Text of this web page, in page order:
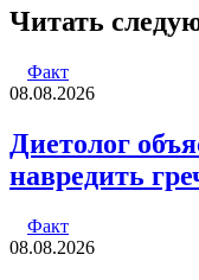
через
электронную
Читать
Факт
08.08.2026
Диетолог
навредить
Факт
08.08.2026